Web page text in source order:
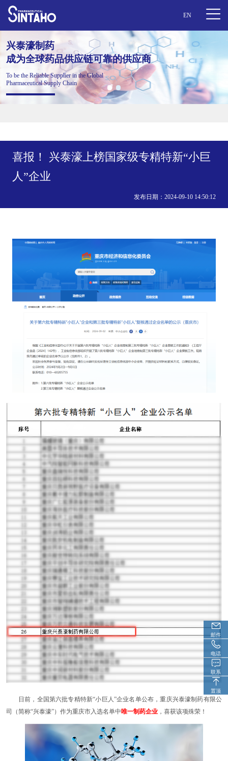
EN
濠制药
全球药品供应链可靠的供应商
the Reliable Supplier in the Global
Supply Chain
兴泰濠制药
成为全球药品供应链可靠的供应商
喜报！ 兴泰濠上榜国家级专精特新“小巨
人”企业
发布日期：2024-09-10 14:50:12
日前，全国第六批专精特新“小巨人”企业名单公布，重庆兴泰濠制药有限公
司（简称“兴泰濠”）作为重庆市入选名单中唯一制药企业 ，喜获该项殊荣！
邮件
电话
联系
置顶